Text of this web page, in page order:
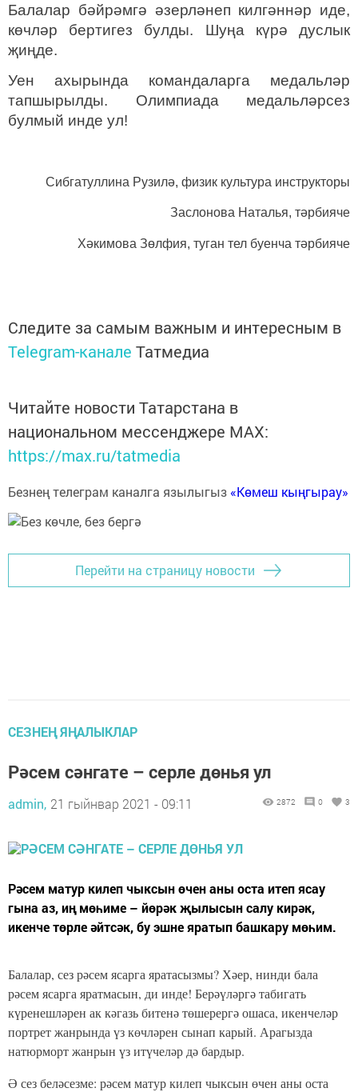
Балалар бәйрәмгә әзерләнеп килгәннәр иде,
көчләр бертигез булды. Шуңа күрә дуслык
җиңде.
Уен ахырында командаларга медальләр
тапшырылды. Олимпиада медальләрсез
булмый инде ул!
Сибгатуллина Рузилә, физик культура инструкторы
Заслонова Наталья, тәрбияче
Хәкимова Зөлфия, туган тел буенча тәрбияче
Следите за самым важным и интересным в
Telegram-канале Татмедиа
Читайте новости Татарстана в
национальном мессенджере MАХ:
https://max.ru/tatmedia
Безнең телеграм каналга язылыгыз «Көмеш кыңгырау»
Перейти на страницу новости
СЕЗНЕҢ ЯҢАЛЫКЛАР
Рәсем сәнгате – серле дөнья ул
admin, 21 гыйнвар 2021 - 09:11 2872 0 3
Рәсем матур килеп чыксын өчен аны оста итеп ясау
гына аз, иң мөһиме – йөрәк җылысын салу кирәк,
икенче төрле әйтсәк, бу эшне яратып башкару мөһим.
Балалар, сез рәсем ясарга яратасызмы? Хәер, нинди бала
рәсем ясарга яратмасын, ди инде! Берәүләргә табигать
күренешләрен ак кәгазь битенә төшерергә ошаса, икенчеләр
портрет жанрында үз көчләрен сынап карый. Арагызда
натюрморт жанрын үз итүчеләр дә бардыр.
Ә сез беләсезме: рәсем матур килеп чыксын өчен аны оста